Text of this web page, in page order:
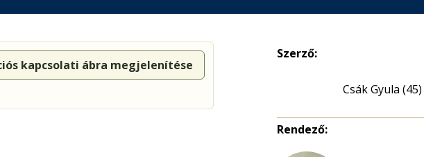
kapcsolati ábra megjelenítése
Szerző:
Csák Gyula (45)
Rendező: